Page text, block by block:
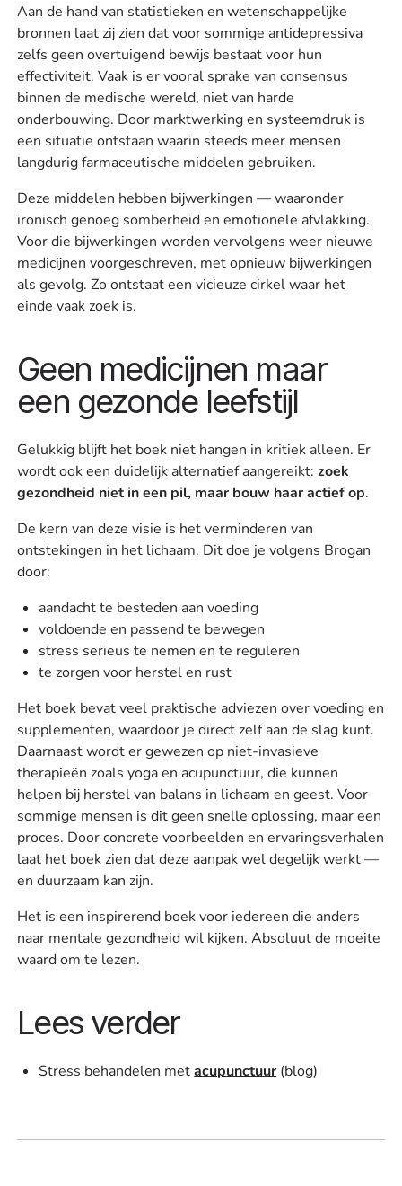
Aan de hand van statistieken en wetenschappelijke
bronnen laat zij zien dat voor sommige antidepressiva
zelfs geen overtuigend bewijs bestaat voor hun
effectiviteit. Vaak is er vooral sprake van consensus
binnen de medische wereld, niet van harde
onderbouwing. Door marktwerking en systeemdruk is
een situatie ontstaan waarin steeds meer mensen
langdurig farmaceutische middelen gebruiken.
Deze middelen hebben bijwerkingen — waaronder
ironisch genoeg somberheid en emotionele afvlakking.
Voor die bijwerkingen worden vervolgens weer nieuwe
medicijnen voorgeschreven, met opnieuw bijwerkingen
als gevolg. Zo ontstaat een vicieuze cirkel waar het
einde vaak zoek is.
Geen medicijnen maar
een gezonde leefstijl
Gelukkig blijft het boek niet hangen in kritiek alleen. Er
wordt ook een duidelijk alternatief aangereikt:zoek
gezondheid niet in een pil, maar bouw haar actief op.
De kern van deze visie is het verminderen van
ontstekingen in het lichaam. Dit doe je volgens Brogan
door:
aandacht te besteden aan voeding
voldoende en passend te bewegen
stress serieus te nemen en te reguleren
te zorgen voor herstel en rust
Het boek bevat veel praktische adviezen over voeding en
supplementen, waardoor je direct zelf aan de slag kunt.
Daarnaast wordt er gewezen op niet-invasieve
therapieën zoals yoga en acupunctuur, die kunnen
helpen bij herstel van balans in lichaam en geest. Voor
sommige mensen is dit geen snelle oplossing, maar een
proces. Door concrete voorbeelden en ervaringsverhalen
laat het boek zien dat deze aanpak wel degelijk werkt —
en duurzaam kan zijn.
Het is een inspirerend boek voor iedereen die anders
naar mentale gezondheid wil kijken. Absoluut de moeite
waard om te lezen.
Lees verder
Stress behandelen metacupunctuur (blog)